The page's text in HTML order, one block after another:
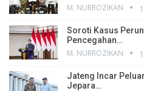
M. NURROZIKAN
Soroti Kasus
Pencegahan…
M. NURROZIKAN
Jateng Incar
Jepara…